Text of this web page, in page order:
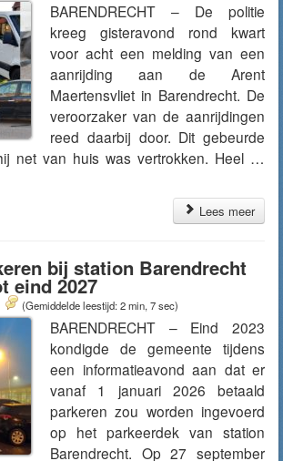
BARENDRECHT – De politie
kreeg gisteravond rond kwart
voor acht een melding van een
aanrijding aan de Arent
Maertensvliet in Barendrecht. De
veroorzaker van de aanrijdingen
reed daarbij door. Dit gebeurde
net van huis was vertrokken. Heel …
Lees meer
bij station Barendrecht
eind 2027
(Gemiddelde leestijd: 2 min, 7 sec)
BARENDRECHT – Eind 2023
kondigde de gemeente tijdens
een informatieavond aan dat er
vanaf 1 januari 2026 betaald
parkeren zou worden ingevoerd
op het parkeerdek van station
Barendrecht. Op 27 september